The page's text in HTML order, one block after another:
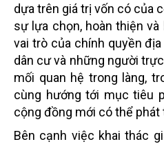
dựa trên giá trị vốn có của
sự lựa chọn, hoàn thiện
vai trò của chính quyền
dân cư và những người
mối quan hệ trong làng,
cùng hướng tới mục tiêu
cộng đồng mới có thể phát
Bên cạnh việc khai thác